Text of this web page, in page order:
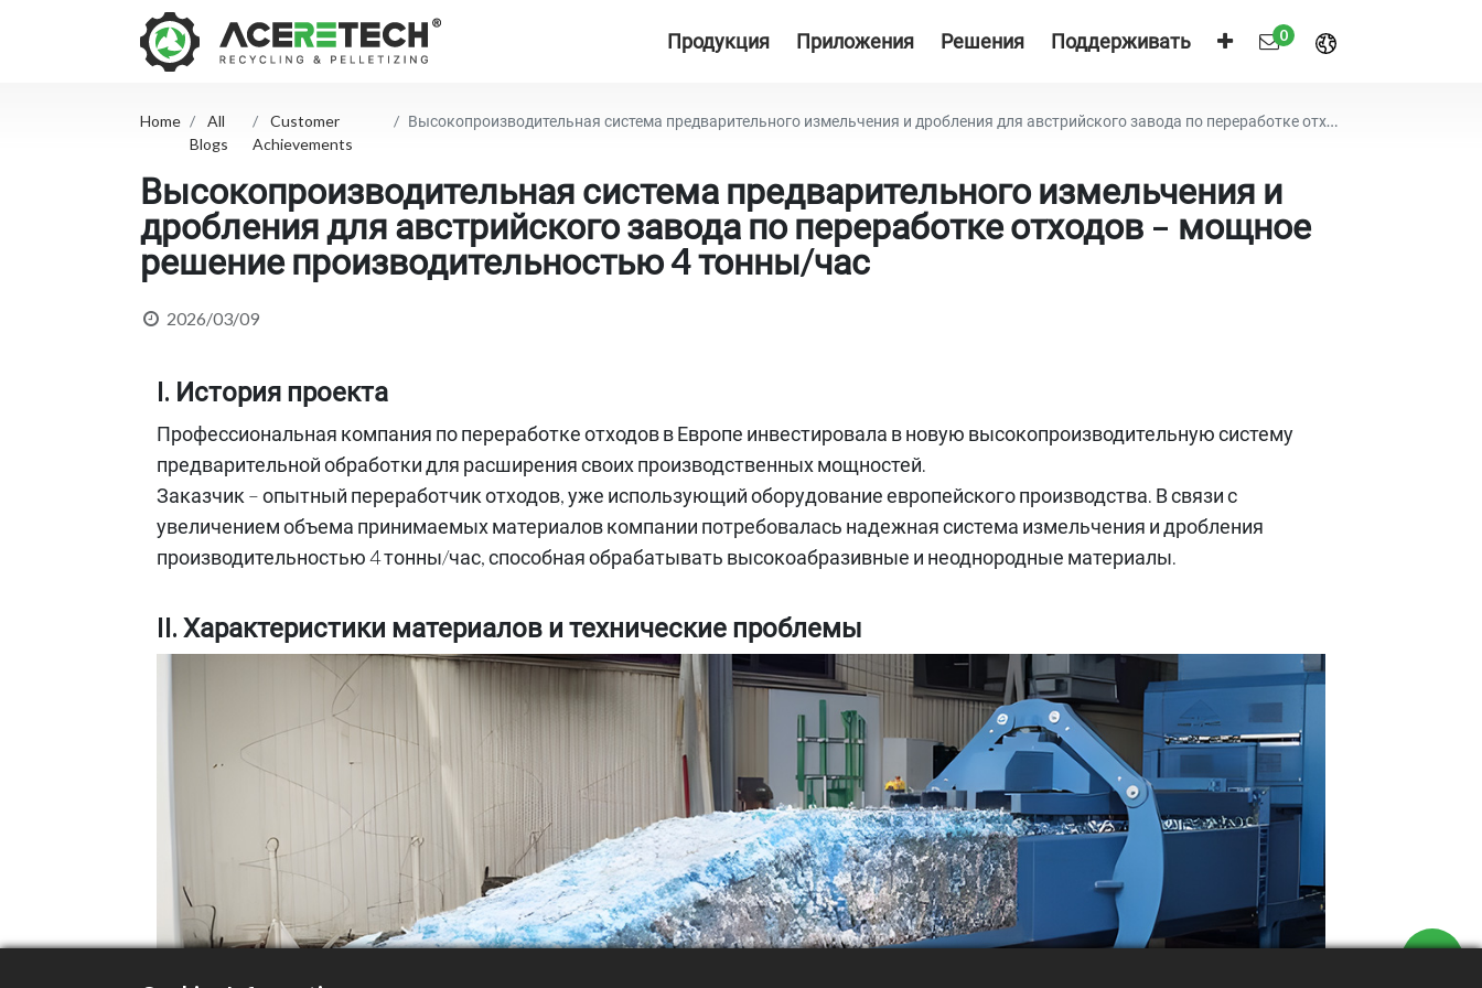
Продукция Приложения Решения Поддерживать 0
Home
All
Blogs
Customer
Achievements
Высокопроизводительная система предварительного измельчения и дробления для австрийского завода по переработке отходов – мощное решение производительностью 4 тонны/час
Высокопроизводительная система предварительного измельчения и
дробления для австрийского завода по переработке отходов – мощное
решение производительностью 4 тонны/час
2026/03/09
I. История проекта
Профессиональная компания по переработке отходов в Европе инвестировала в новую высокопроизводительную систему
предварительной обработки для расширения своих производственных мощностей.
Заказчик – опытный переработчик отходов, уже использующий оборудование европейского производства. В связи с
увеличением объема принимаемых материалов компании потребовалась надежная система измельчения и дробления
производительностью 4 тонны/час, способная обрабатывать высокоабразивные и неоднородные материалы.
II. Характеристики материалов и технические проблемы